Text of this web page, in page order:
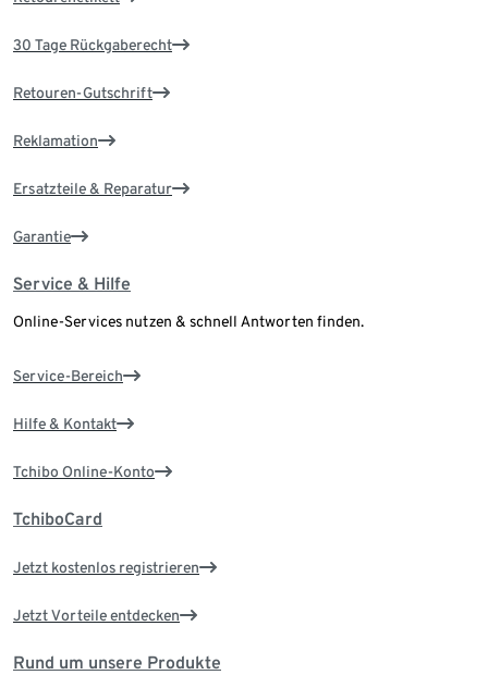
30 Tage Rückgaberecht
Retouren-Gutschrift
Reklamation
Ersatzteile & Reparatur
Garantie
Service & Hilfe
Online-Services nutzen & schnell Antworten finden.
Service-Bereich
Hilfe & Kontakt
Tchibo Online-Konto
TchiboCard
Jetzt kostenlos registrieren
Jetzt Vorteile entdecken
Rund um unsere Produkte